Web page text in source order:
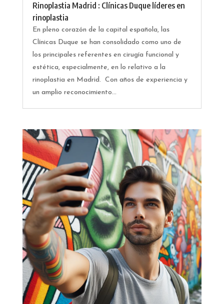
Rinoplastia Madrid : Clínicas Duque líderes en
rinoplastia
En pleno corazón de la capital española, las
Clínicas Duque se han consolidado como uno de
los principales referentes en cirugía funcional y
estética, especialmente, en lo relativo a la
rinoplastia en Madrid. Con años de experiencia y
un amplio reconocimiento...